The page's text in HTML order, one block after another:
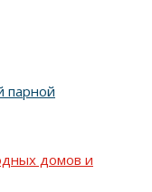
парной
домов и